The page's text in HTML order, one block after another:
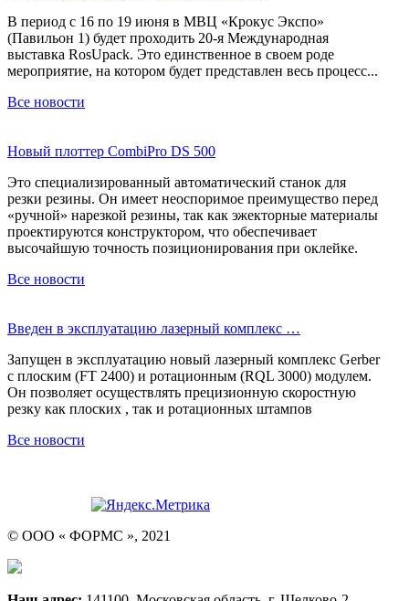
В период с 16 по 19 июня в МВЦ «Крокус Экспо»
(Павильон 1) будет проходить 20-я Международная
выставка RosUpack. Это единственное в своем роде
мероприятие, на котором будет представлен весь процесс...
Все новости
Новый плоттер CombiPro DS 500
Это специализированный автоматический станок для
резки резины. Он имеет неоспоримое преимущество перед
«ручной» нарезкой резины, так как эжекторные материалы
проектируются конструктором, что обеспечивает
высочайшую точность позиционирования при оклейке.
Все новости
Введен в эксплуатацию лазерный комплекс …
Запущен в эксплуатацию новый лазерный комплекс Gerber
с плоским (FT 2400) и ротационным (RQL 3000) модулем.
Он позволяет осуществлять прецизионную скоростную
резку как плоских , так и ротационных штампов
Все новости
© ООО « ФОРМС », 2021